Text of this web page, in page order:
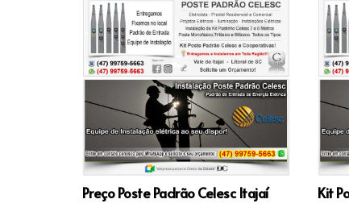
Preço Poste Padrão Celesc Itajaí Kit